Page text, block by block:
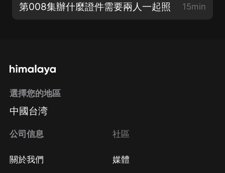
第008集辦什麼證件需要兩人一起照 15min
選擇您的地區
中國台湾
公司信息
關於我們
社區
媒體